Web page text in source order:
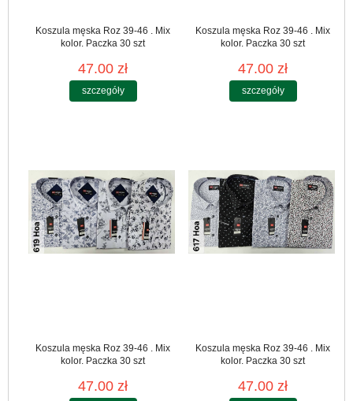
Koszula męska Roz 39-46 . Mix
kolor. Paczka 30 szt
47.00 zł
szczegóły
Koszula męska Roz 39-46 . Mix
kolor. Paczka 30 szt
47.00 zł
szczegóły
Koszula męska Roz 39-46 . Mix
kolor. Paczka 30 szt
47.00 zł
Koszula męska Roz 39-46 . Mix
kolor. Paczka 30 szt
47.00 zł